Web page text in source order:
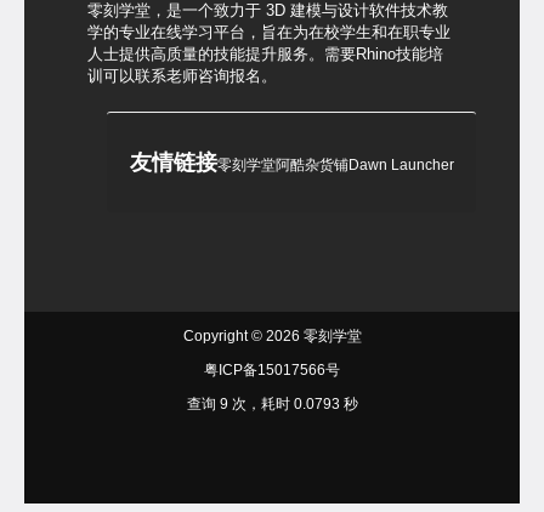
零刻学堂，是一个致力于 3D 建模与设计软件技术教
学的专业在线学习平台，旨在为在校学生和在职专业
人士提供高质量的技能提升服务。需要Rhino技能培
训可以联系老师咨询报名。
友情链接零刻学堂阿酷杂货铺Dawn Launcher
Copyright © 2026 零刻学堂
粤ICP备15017566号
查询 9 次，耗时 0.0793 秒